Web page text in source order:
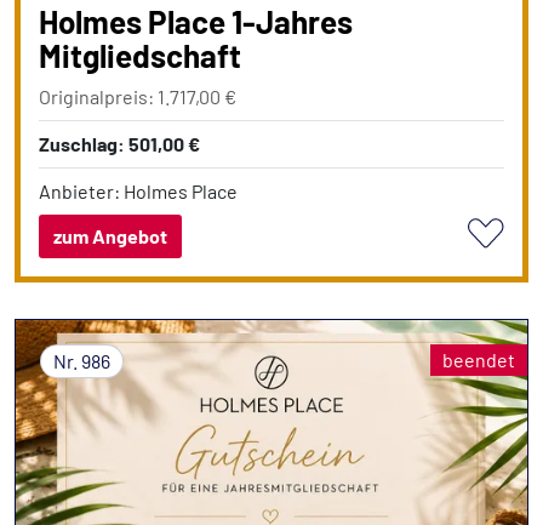
Holmes Place 1-Jahres
Mitgliedschaft
Originalpreis: 1.717,00 €
Zuschlag: 501,00 €
Anbieter: Holmes Place
zum Angebot
Nr. 986 beendet